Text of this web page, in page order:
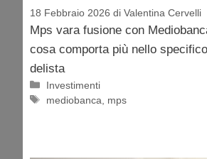
18 Febbraio 2026 di Valentina Cervelli
Mps vara fusione con
cosa comporta più nello
delista
Categorie
Investimenti
Tag
mediobanca mps